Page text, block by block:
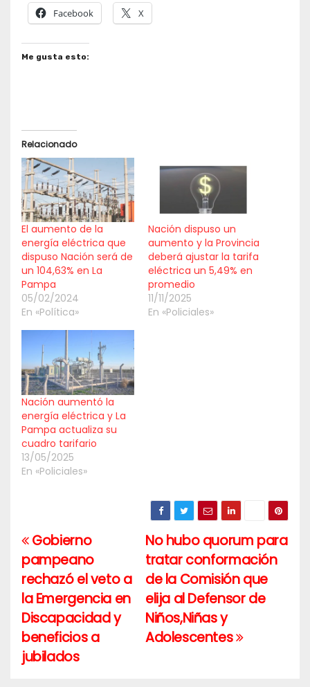
Facebook X
Me gusta esto:
Relacionado
El aumento de la
energía eléctrica que
dispuso Nación será de
un 104,63% en La
Pampa
05/02/2024
En «Política»
Nación dispuso un
aumento y la Provincia
deberá ajustar la tarifa
eléctrica un 5,49% en
promedio
11/11/2025
En «Policiales»
Nación aumentó la
energía eléctrica y La
Pampa actualiza su
cuadro tarifario
13/05/2025
En «Policiales»
Navegación
de
entradas
No hubo quorum para
tratar conformación
de la Comisión que
elija al Defensor de
Niños,Niñas y
Adolescentes
Gobierno
pampeano
rechazó el veto a
la Emergencia en
Discapacidad y
beneficios a
jubilados